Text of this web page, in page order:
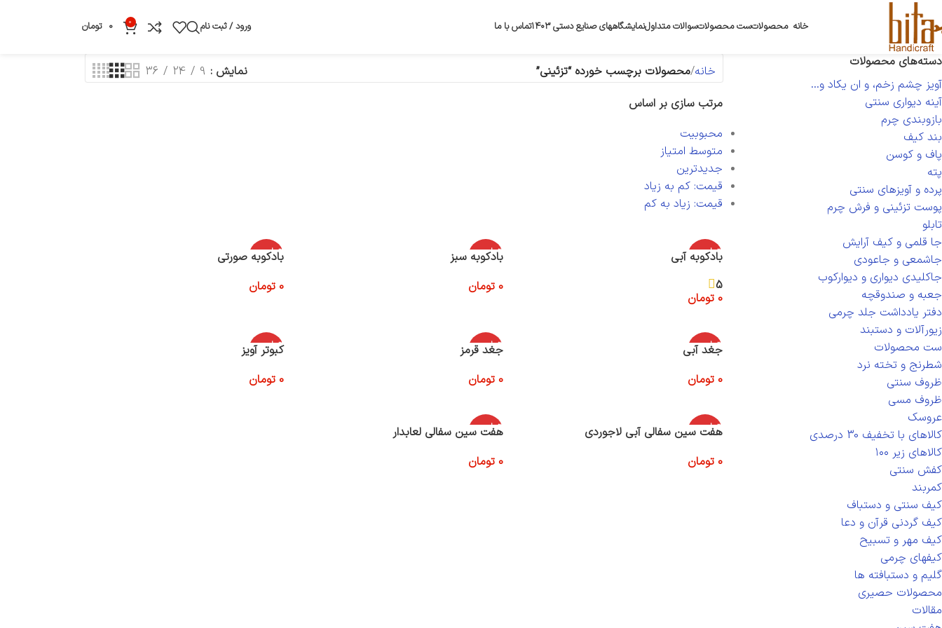
خانه محصولاتست محصولاتسوالات متداولنمایشگاههای صنایع دستی ۱۴۰۳ تماس با ما ورود / ثبت نام 0
0 تومان
دسته‌های محصولات
آویز چشم زخم، و ان یکاد و...
آینه دیواری سنتی
بازوبندی چرم
بند کیف
پاف و کوسن
پته
پرده و آویزهای سنتی
پوست تزئینی و فرش چرم
تابلو
جا قلمی و کیف آرایش
جاشمعی و جاعودی
جاکلیدی دیواری و دیوارکوب
جعبه و صندوقچه
دفتر یادداشت جلد چرمی
زیورآلات و دستبند
ست محصولات
شطرنج و تخته نرد
ظروف سنتی
ظروف مسی
عروسک
کالاهای با تخفیف 30 درصدی
کالاهای زیر ۱۰۰
کفش سنتی
کمربند
کیف سنتی و دستباف
کیف گردنی قرآن و دعا
کیف مهر و تسبیح
کیفهای چرمی
گلیم و دستبافته ها
محصولات حصیری
مقالات
خانه محصولات برچسب خورده “تزئینی” نمایش 9
24
36
مرتب سازی بر اساس
محبوبیت
متوسط امتیاز
جدیدترین
قیمت: کم به زیاد
قیمت: زیاد به کم
اتمام موج
ودی
بادکوبه آبی
5
0 تومان
اتمام موج
ودی
بادکوبه سبز
0 تومان
اتمام موج
ودی
بادکوبه صورتی
0 تومان
اتمام موج
ودی
جغد آبی
0 تومان
اتمام موج
ودی
جغد قرمز
0 تومان
اتمام موج
ودی
کبوتر آویز
0 تومان
اتمام موج
ودی
هفت سین سفالی آبی لاجوردی
0 تومان
اتمام موج
ودی
هفت سین سفالی لعابدار
0 تومان